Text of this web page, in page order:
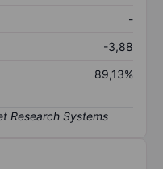
-
-3,88
89,13%